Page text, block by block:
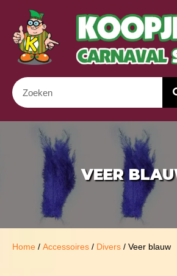
VEER
Home / Accessoires / Divers / Veer blauw